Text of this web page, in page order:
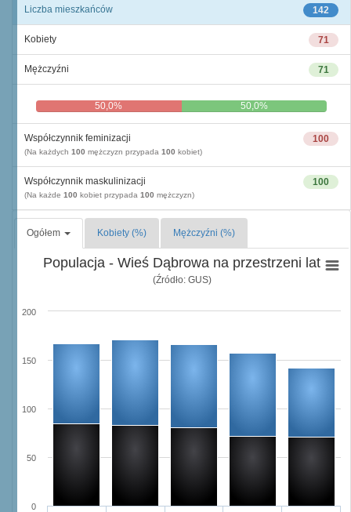
142
Liczba mieszkańców
71
Kobiety
71
Mężczyźni
50,0% 50,0%
100
Współczynnik feminizacji
(Na każdych 100 mężczyzn przypada 100 kobiet)
100
Współczynnik maskulinizacji
(Na każde 100 kobiet przypada 100 mężczyzn)
Ogółem Kobiety (%) Mężczyźni (%)
Populacja - Wieś Dąbrowa na przestrzeni lat
(Źródło: GUS)
0
50
100
150
200